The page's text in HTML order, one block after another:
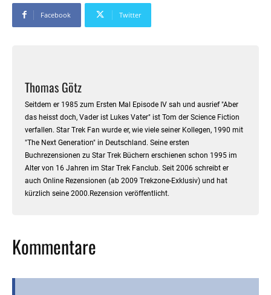
Facebook Twitter
Thomas Götz
Seitdem er 1985 zum Ersten Mal Episode IV sah und ausrief "Aber
das heisst doch, Vader ist Lukes Vater" ist Tom der Science Fiction
verfallen. Star Trek Fan wurde er, wie viele seiner Kollegen, 1990 mit
"The Next Generation" in Deutschland. Seine ersten
Buchrezensionen zu Star Trek Büchern erschienen schon 1995 im
Alter von 16 Jahren im Star Trek Fanclub. Seit 2006 schreibt er
auch Online Rezensionen (ab 2009 Trekzone-Exklusiv) und hat
kürzlich seine 2000.Rezension veröffentlicht.
Kommentare